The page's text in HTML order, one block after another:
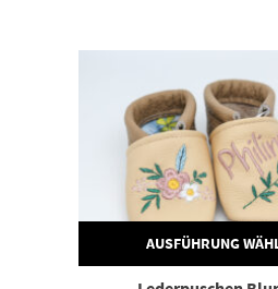
AUSFÜHRUNG
Dieses Produkt weist mehrere Varianten auf. Die Optionen können auf der Produktseite gewählt werden